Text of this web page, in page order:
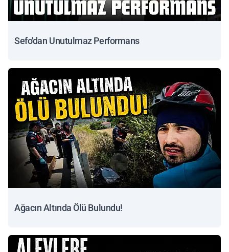
Sefo'dan Unutulmaz Performans
Ağacın Altında Ölü Bulundu!